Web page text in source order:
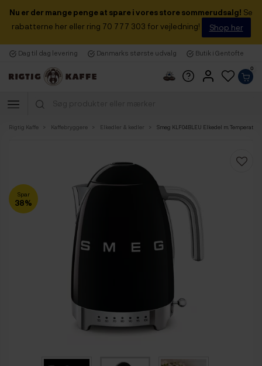
Nu er der mange penge at spare i vores store sommerudsalg! Se
rabatterne her eller ring 70 777 303 for vejledning!
Shop her
Dag til dag levering Danmarks største udvalg Butik i Gentofte
0
Rigtig Kaffe Kaffebryggere Elkedler & kedler Smeg KLF04BLEU Elkedel m. Temperatur
Spar
38%